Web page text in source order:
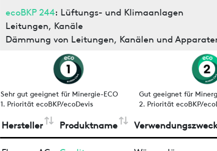
ecoBKP 244: Lüftungs- und Klimaanlagen
Leitungen, Kanäle
Dämmung von Leitungen, Kanälen und
Sehr gut geeignet für Minergie-ECO
1. Priorität ecoBKP/ecoDevis
Gut geeignet für
2. Priorität ecoBKP/
Hersteller Produktname